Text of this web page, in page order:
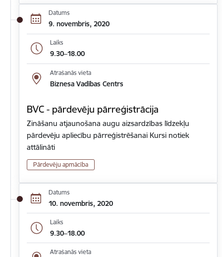
Datums
9. novembris, 2020
Laiks
9.30–18.00
Atrašanās vieta
Biznesa Vadības Centrs
BVC - pārdevēju pārreģistrācija
Zināšanu atjaunošana augu aizsardzības līdzekļu
pārdevēju apliecību pārreģistrēšanai Kursi notiek
attālināti
Pārdevēju apmācība
Datums
10. novembris, 2020
Laiks
9.30–18.00
Atrašanās vieta